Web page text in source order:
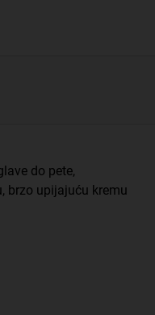
do pete,
brzo upijajuću kremu